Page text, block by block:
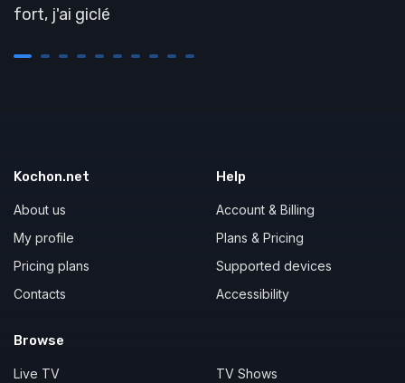
fort, j'ai giclé
Kochon.net
About us
My profile
Pricing plans
Contacts
Browse
Live TV TV Shows
Help
Account & Billing
Plans & Pricing
Supported devices
Accessibility